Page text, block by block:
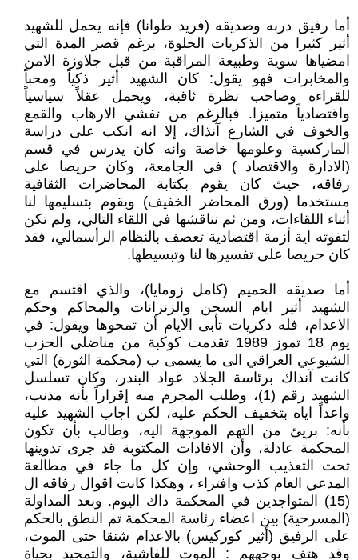
أما رفيق دربه وصديقه (فريد طوانا) فإنه يحمل للشهيد
أثير كثيرا من الذكريات الحلوة، برغم قصر المدة التي
امضياها سوية وطبيعة المراقبة من قبل جلاوزة الامن
والمخابرات فهو يقول: كان الشهيد أثير ذكياً ومحباً
للقراءه وصاحب نظرة ثاقبة، ويحمل عقلاً سياسياً
واقتصادياً متميزا. فبالرغم من تفشي الارهاب والقمع
والخوف في الشارع آنذاك، إلا انه انكب على دراسة
الماركسية وعلومها خاصة وانه كان يدرس في قسم
(الادارة والاقتصاد ) في الجامعة، وكان حريصا على
رفاقه، حيث كان يقوم بكتابة المحاضرات الثقافية
مستخدما (ورق المحاضر الخفيف) ويقوم بتسليمها لنا
أثناء اللقاءات، ومن ثم نناقشها في اللقاء التالي، ولم تكن
لتفوته اية أزمة اقتصادية تعصف بالنظام الرأسمالي، فقد
كان حريصا على تفسيرها لنا وتبسيطها.
أما صديقه الحميم (كامل زومايا)، والذي اقتسم مع
الشهيد أثير ايام السجن والزنزانات والمحاكم وحكم
الاعدام، فله ذكريات تأبى الايام أن تمحوها ويقول: في
يوم 18 تموز 1989 تقدمت كوكبة من مناضلي الحزب
الشيوعي العراقي الى ما يسمى ب (محكمة الثورة) التي
كانت آنذاك برئاسة الجلاد عواد البندر، وكان تسلسل
الشهيد رقم (1)، وطلب المجرم منه إقراراً بأنه مذنب،
واعداً اياه بتخفيف الحكم عليه، لكن اجاب الشهيد عليه
بأنه: بريئ من التهم الموجهة اليه، وطالب بأن تكون
المحكمة عادلة، وأن الافادات المكتوبة قد جرى تدوينها
تحت التعذيب الوحشي، وإن كل ما جاء في مطالعة
المدعي العام كذب وافتراء ، وهكذا كانت اقوال رفاقه ال
(15) المتواجدين في المحكمة ذاك اليوم. وبعد المداولة
(المسرحية) بين اعضاء رئاسة المحكمة تم النطق بالحكم
على الرفيق (أثير كوركيس) بالاعدام شنقا حتى الموت،
وقد هتف بوجههم : الموت للفاشية، والتمجيد بحياة